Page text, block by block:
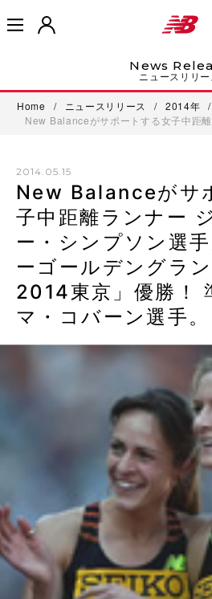
News
ニュースリリー
Home / ニュースリリース / 2014年
/
New Balanceがサポートする女子中距
2014.05.15
New Balanceがサ
子中距離ランナー
ー・シンプソン選
ーゴールデングラ
2014東京」優勝！
マ・コバーン選手。